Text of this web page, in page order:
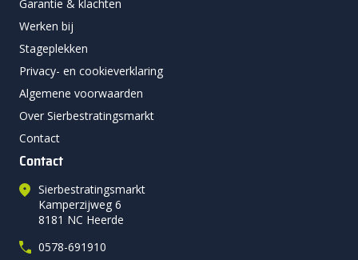
Garantie & klachten
Werken bij
Stageplekken
Privacy- en cookieverklaring
Algemene voorwaarden
Over Sierbestratingsmarkt
Contact
Contact
Sierbestratingsmarkt
Kamperzijweg 6
8181 NC Heerde
0578-691910